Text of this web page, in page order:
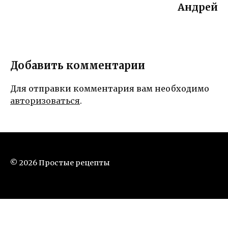
Андрей
Добавить комментарии
Для отправки комментария вам необходимо
авторизоваться.
© 2026 Простые рецепты